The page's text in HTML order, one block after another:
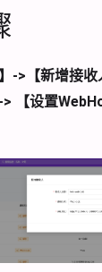
】->【新增接
【设置